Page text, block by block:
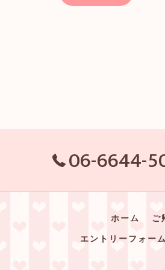
06-6644-
ホーム ご
エントリーフォーム